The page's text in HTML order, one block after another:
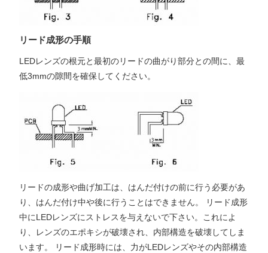
リード成形の手順
LEDレンズの根元と最初のリードの曲がり部分との間に、最
低3mmの隙間を確保してください。
リードの成形や曲げ加工は、はんだ付けの前に行う必要があ
り、はんだ付け中や後に行うことはできません。 リード成形
中にLEDレンズにストレスを与えないで下さい。これによ
り、レンズのエポキシが破壊され、内部構造を破壊してしま
います。 リード成形時には、力がLEDレンズやその内部構造